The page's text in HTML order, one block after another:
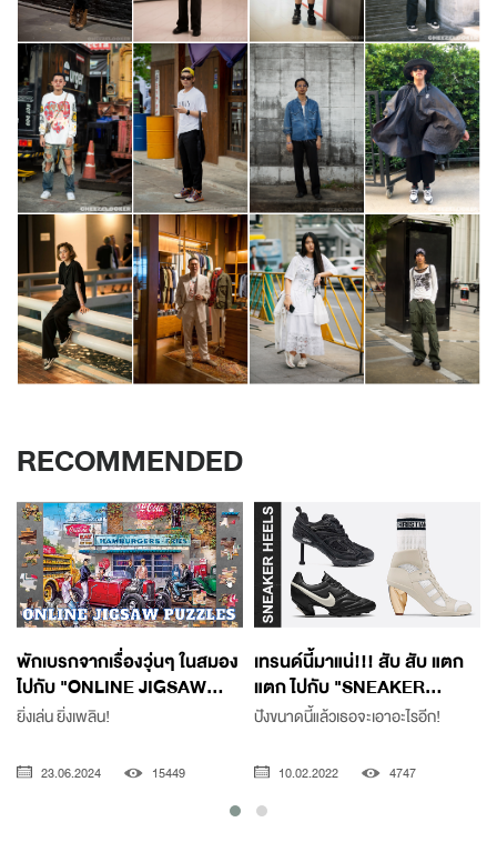
RECOMMENDED
พักเบรกจากเรื่องวุ่นๆ ในสมอง
ไปกับ "ONLINE JIGSAW...
ยิ่งเล่น ยิ่งเพลิน!
23.06.2024 15449
เทรนด์นี้มาแน่!!! สับ สับ แตก
แตก ไปกับ "SNEAKER...
ปังขนาดนี้แล้วเธอจะเอาอะไรอีก!
10.02.2022 4747